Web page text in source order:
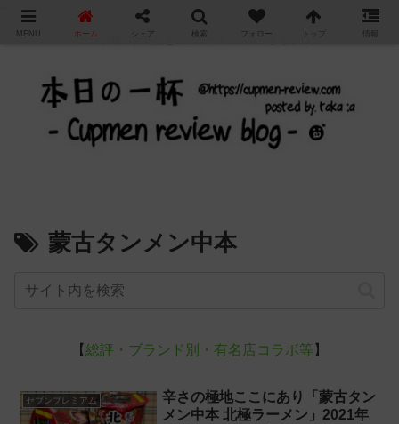
カップ麺の新商品をレビュー / アレンジするブログ
蒙古タンメン中本
【総評・ブランド別・有名店コラボ等 】
セブンプレミアム
辛さの極地ここにあり「蒙古タン
メン中本 北極ラーメン」2021年
MENU ホーム シェア 検索 フォロー トップ 情報